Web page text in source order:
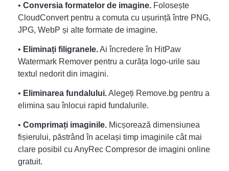
• Conversia formatelor de imagine. Folosește
CloudConvert pentru a comuta cu ușurință între PNG,
JPG, WebP și alte formate de imagine.
• Eliminați filigranele.Ai încredere în HitPaw
Watermark Remover pentru a curăța logo-urile sau
textul nedorit din imagini.
• Eliminarea fundalului.Alegeți Remove.bg pentru a
elimina sau înlocui rapid fundalurile.
• Comprimați imaginile. Micșorează dimensiunea
fișierului, păstrând în același timp imaginile cât mai
clare posibil cu AnyRec Compresor de imagini online
gratuit.